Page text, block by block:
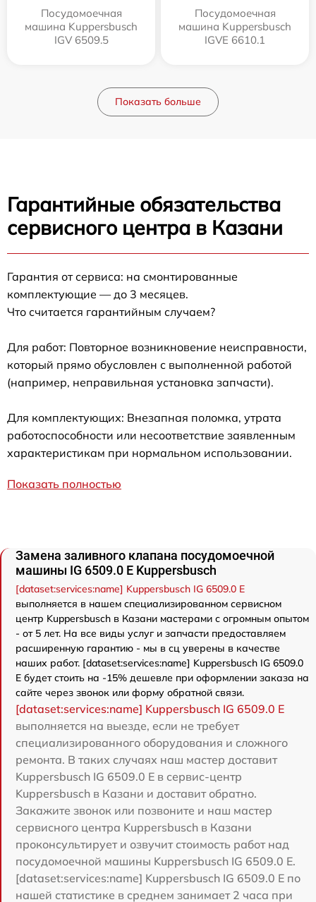
Посудомоечная
машина Kuppersbusch
IGV 6509.5
Посудомоечная
машина Kuppersbusch
IGVE 6610.1
Показать больше
Гарантийные обязательства
сервисного центра в Казани
Гарантия от сервиса: на смонтированные
комплектующие — до 3 месяцев.
Что считается гарантийным случаем?
Для работ: Повторное возникновение неисправности,
который прямо обусловлен с выполненной работой
(например, неправильная установка запчасти).
Для комплектующих: Внезапная поломка, утрата
работоспособности или несоответствие заявленным
характеристикам при нормальном использовании.
Показать полностью
Замена заливного клапана посудомоечной
машины IG 6509.0 E Kuppersbusch
[dataset:services:name] Kuppersbusch IG 6509.0 E
выполняется в нашем специализированном сервисном
центр Kuppersbusch в Казани мастерами с огромным опытом
- от 5 лет. На все виды услуг и запчасти предоставляем
расширенную гарантию - мы в сц уверены в качестве
наших работ. [dataset:services:name] Kuppersbusch IG 6509.0
E будет стоить на -15% дешевле при оформлении заказа на
сайте через звонок или форму обратной связи.
[dataset:services:name] Kuppersbusch IG 6509.0 E
выполняется на выезде, если не требует
специализированного оборудования и сложного
ремонта. В таких случаях наш мастер доставит
Kuppersbusch IG 6509.0 E в сервис-центр
Kuppersbusch в Казани и доставит обратно.
Закажите звонок или позвоните и наш мастер
сервисного центра Kuppersbusch в Казани
проконсультирует и озвучит стоимость работ над
посудомоечной машины Kuppersbusch IG 6509.0 E.
[dataset:services:name] Kuppersbusch IG 6509.0 E по
нашей статистике в среднем занимает 2 часа при